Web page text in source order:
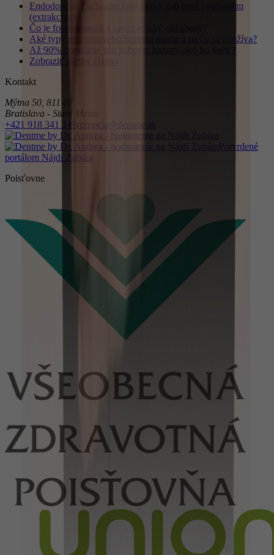
Endodoncia: Zachráňte svoj mŕtvy zub pred vytrhnutím
(extrakciou)
Čo je fotokompozit a prečo je taký obľúbený?
Aké typy röntgenového žiarenia máme a na čo sa používa?
Až 90% populácie trpí zubným kazom, ako ho liečiť?
Zobraziť všetky články
Kontakt
Mýtna 50 811 07
Bratislava - Staré Mesto
+421 918 341 249
Potvrdené
portálom Nájdi Zubára
Poisťovne